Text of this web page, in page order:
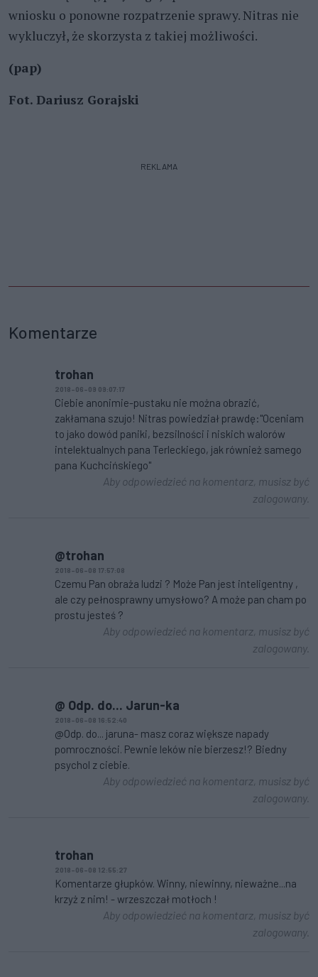
wniosku o ponowne rozpatrzenie sprawy. Nitras nie
wykluczył, że skorzysta z takiej możliwości.
(pap)
Fot. Dariusz Gorajski
REKLAMA
Komentarze
trohan
2018-06-09 09:07:17
Ciebie anonimie-pustaku nie można obrazić,
zakłamana szujo! Nitras powiedział prawdę:"Oceniam
to jako dowód paniki, bezsilności i niskich walorów
intelektualnych pana Terleckiego, jak również samego
pana Kuchcińskiego"
Aby odpowiedzieć na komentarz, musisz być
zalogowany.
@trohan
2018-06-08 17:57:08
Czemu Pan obraża ludzi ? Może Pan jest inteligentny ,
ale czy pełnosprawny umysłowo? A może pan cham po
prostu jesteś ?
Aby odpowiedzieć na komentarz, musisz być
zalogowany.
@ Odp. do... Jarun-ka
2018-06-08 16:52:40
@Odp. do... jaruna- masz coraz większe napady
pomroczności. Pewnie leków nie bierzesz!? Biedny
psychol z ciebie.
Aby odpowiedzieć na komentarz, musisz być
zalogowany.
trohan
2018-06-08 12:55:27
Komentarze głupków. Winny, niewinny, nieważne...na
krzyż z nim! - wrzeszczał motłoch !
Aby odpowiedzieć na komentarz, musisz być
zalogowany.